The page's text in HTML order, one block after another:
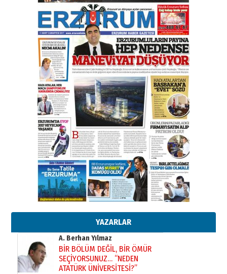
YAZARLAR
Esat BİNDESEN
TRT’NİN BÖLGEYE AÇILAN SESİ
09 Ağustos 2026 Pazar
Kadir SABUNCUOĞLU
Erzurumspor’un köşe taşları
29 Haziran 2026 Pazartesi
Kenan GÜLERCİ
Murat Şahsuvaroğlu ERKON’da
çıtayı yukarı taşırken,
yönetimdekiler aşağı
çekmemeli!
17 Şubat 2026 SalıOrhan BOZKURT
Bir fotoğraf, bir şehir, bir
gazeteci… Dizginler kimin
A. Berhan Yılmaz
BİR BÖLÜM DEĞİL, BİR ÖMÜR
SEÇİYORSUNUZ… “NEDEN
ATATÜRK ÜNİVERSİTESİ?”